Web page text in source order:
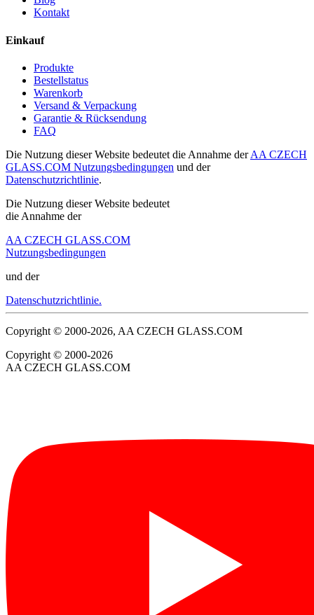
Kontakt
Einkauf
Produkte
Bestellstatus
Warenkorb
Versand & Verpackung
Garantie & Rücksendung
FAQ
Die Nutzung dieser Website bedeutet die Annahme derAA CZECH
GLASS.COM Nutzungsbedingungen und der
Datenschutzrichtlinie.
Die Nutzung dieser Website bedeutet
die Annahme der
AA CZECH GLASS.COM
Nutzungsbedingungen
und der
Datenschutzrichtlinie.
Copyright © 2000-2026, AA CZECH GLASS.COM
Copyright © 2000-2026
AA CZECH GLASS.COM